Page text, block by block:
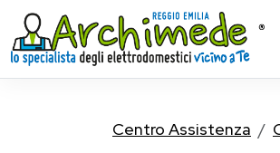
Centro Assistenza